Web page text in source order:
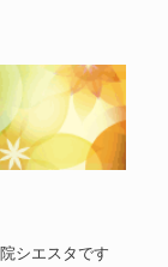
シエスタです